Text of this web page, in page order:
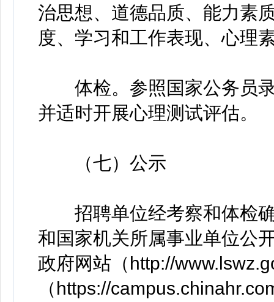
治思想、道德品质、能力素
度、学习和工作表现、心理
体检。参照国家公务员录
并适时开展心理测试评估。
（七）公示
招聘单位经考察和体检确
和国家机关所属事业单位公
政府网站（http://
（https://